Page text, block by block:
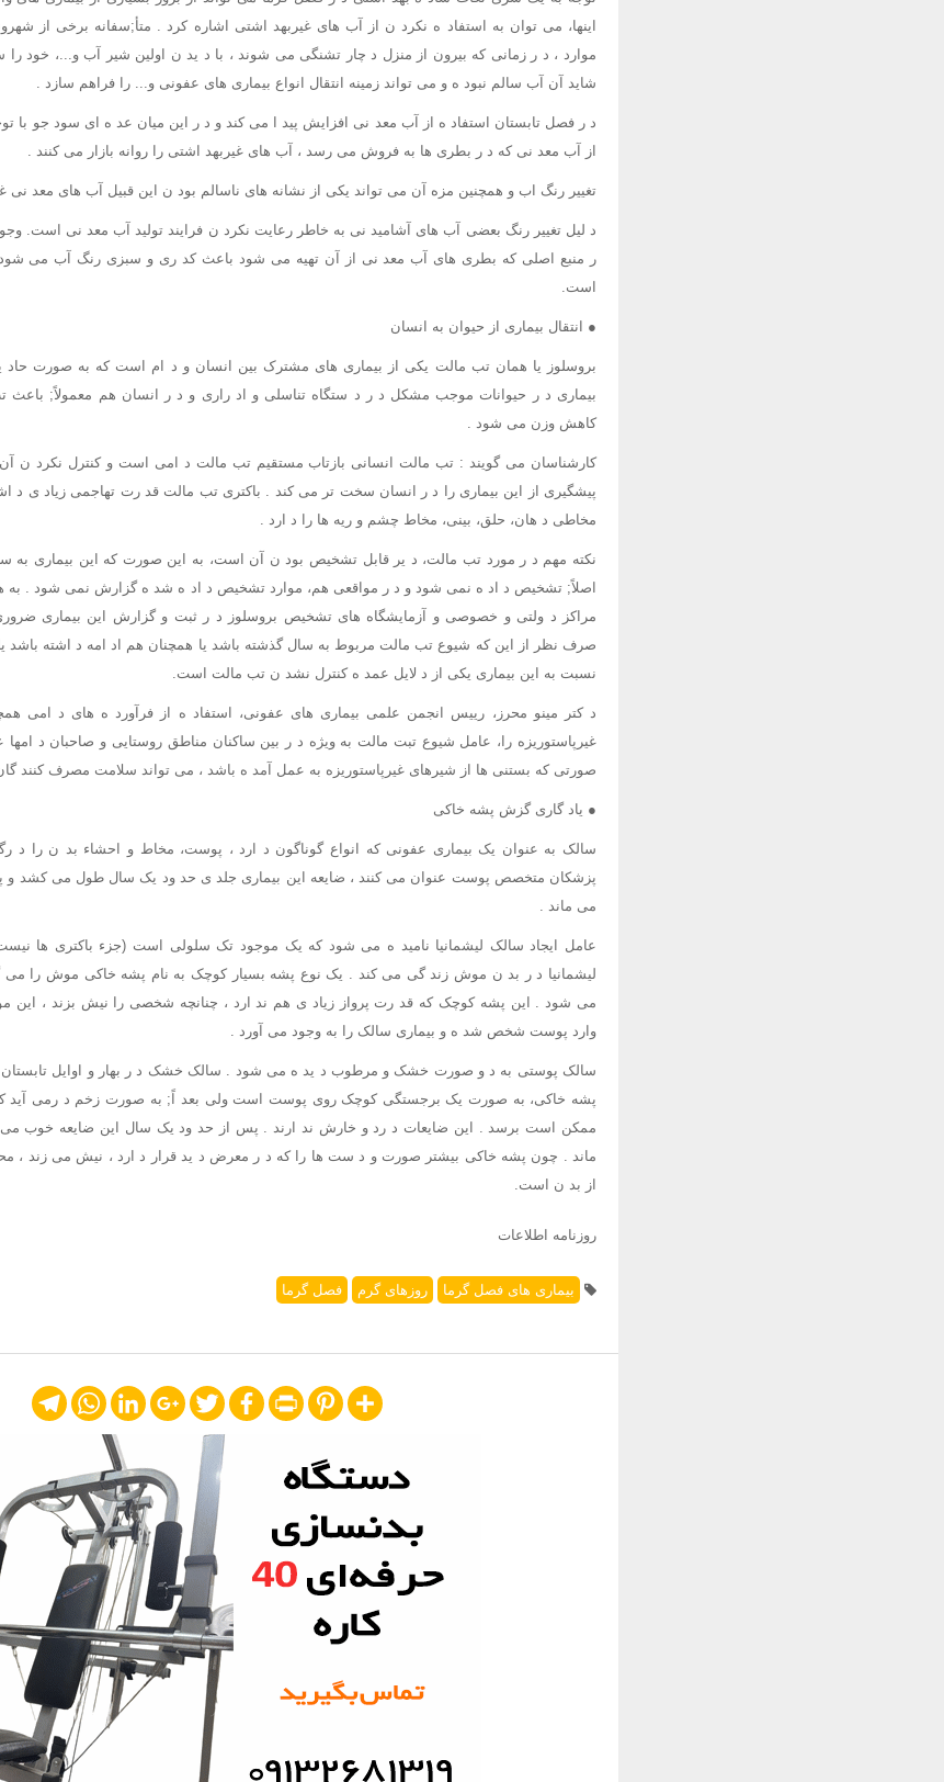
اینها، می توان به استفاد ه نکرد ن از آب های غیربهد اشتی اشاره کرد . متأ;سفانه برخی از
موارد ، د ر زمانی که بیرون از منزل د چار تشنگی می شوند ، با د ید ن اولین شیر آب و...، خود را
شاید آن آب سالم نبود ه و می تواند زمینه انتقال انواع بیماری های عفونی و... را فراهم سازد .
د ر فصل تابستان استفاد ه از آب معد نی افزایش پید ا می کند و د ر این میان عد ه ای سود جو با
از آب معد نی که د ر بطری ها به فروش می رسد ، آب های غیربهد اشتی را روانه بازار می کنند .
تغییر رنگ اب و همچنین مزه آن می تواند یکی از نشانه های ناسالم بود ن این قبیل آب های معد نی
د لیل تغییر رنگ بعضی آب های آشامید نی به خاطر رعایت نکرد ن فرایند تولید آب معد نی است.
ر منبع اصلی که بطری های آب معد نی از آن تهیه می شود باعث کد ری و سبزی رنگ آب می شود
است.
● انتقال بیماری از حیوان به انسان
بروسلوز یا همان تب مالت یکی از بیماری های مشترک بین انسان و د ام است که به صورت
بیماری د ر حیوانات موجب مشکل د ر د ستگاه تناسلی و اد راری و د ر انسان هم معمولاً;
کاهش وزن می شود .
کارشناسان می گویند : تب مالت انسانی بازتاب مستقیم تب مالت د امی است و کنترل نکرد ن آن
پیشگیری از این بیماری را د ر انسان سخت تر می کند . باکتری تب مالت قد رت تهاجمی زیاد ی د
مخاطی د هان، حلق، بینی، مخاط چشم و ریه ها را د ارد .
نکته مهم د ر مورد تب مالت، د یر قابل تشخیص بود ن آن است، به این صورت که این بیماری
اصلاً; تشخیص د اد ه نمی شود و د ر مواقعی هم، موارد تشخیص د اد ه شد ه گزارش نمی شود . به
مراکز د ولتی و خصوصی و آزمایشگاه های تشخیص بروسلوز د ر ثبت و گزارش این بیماری
صرف نظر از این که شیوع تب مالت مربوط به سال گذشته باشد یا همچنان هم اد امه د اشته باشد
نسبت به این بیماری یکی از د لایل عمد ه کنترل نشد ن تب مالت است.
د کتر مینو محرز، رییس انجمن علمی بیماری های عفونی، استفاد ه از فرآورد ه های د امی
غیرپاستوریزه را، عامل شیوع تبت مالت به ویژه د ر بین ساکنان مناطق روستایی و صاحبان د
صورتی که بستنی ها از شیرهای غیرپاستوریزه به عمل آمد ه باشد ، می تواند سلامت مصرف کنند گان
● یاد گاری گزش پشه خاکی
سالک به عنوان یک بیماری عفونی که انواع گوناگون د ارد ، پوست، مخاط و احشاء بد ن را د
پزشکان متخصص پوست عنوان می کنند ، ضایعه این بیماری جلد ی حد ود یک سال طول می کشد و
می ماند .
عامل ایجاد سالک لیشمانیا نامید ه می شود که یک موجود تک سلولی است (جزء باکتری ها
لیشمانیا د ر بد ن موش زند گی می کند . یک نوع پشه بسیار کوچک به نام پشه خاکی موش را می
می شود . این پشه کوچک که قد رت پرواز زیاد ی هم ند ارد ، چنانچه شخصی را نیش بزند ، این
وارد پوست شخص شد ه و بیماری سالک را به وجود می آورد .
سالک پوستی به د و صورت خشک و مرطوب د ید ه می شود . سالک خشک د ر بهار و اوایل تابستان
پشه خاکی، به صورت یک برجستگی کوچک روی پوست است ولی بعد اً; به صورت زخم د رمی آید که
ممکن است برسد . این ضایعات د رد و خارش ند ارند . پس از حد ود یک سال این ضایعه خوب
ماند . چون پشه خاکی بیشتر صورت و د ست ها را که د ر معرض د ید قرار د ارد ، نیش می زند ،
از بد ن است.
روزنامه اطلاعات
بیماری های فصل گرما روزهای گرم فصل گرما
Share
Pinterest
Print
Facebook
Twitter
Google+
LinkedIn
WhatsApp
Telegram